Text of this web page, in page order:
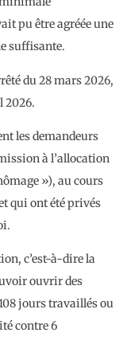
pu être agréée une
suffisante.
du 28 mars 2026,
2026.
les demandeurs
à l’allocation
»), au cours
qui ont été privés
c’est-à-dire la
ouvrir des
jours travaillés ou
contre 6